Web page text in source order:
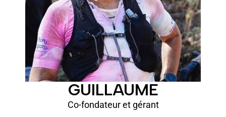
GUILLAUME
Co-fondateur et gérant